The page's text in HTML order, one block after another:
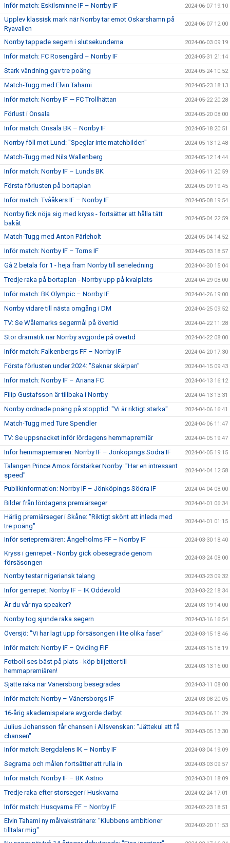
Inför match: Eskilsminne IF – Norrby IF 2024-06-07 19:10
Upplev klassisk mark när Norrby tar emot Oskarshamn på
Ryavallen
2024-06-07 12:00
Norrby tappade segern i slutsekunderna 2024-06-03 09:19
Inför match: FC Rosengård – Norrby IF 2024-05-31 21:14
Stark vändning gav tre poäng 2024-05-24 10:52
Match-Tugg med Elvin Tahami 2024-05-23 18:13
Inför match: Norrby IF — FC Trollhättan 2024-05-22 20:28
Förlust i Onsala 2024-05-20 08:00
Inför match: Onsala BK – Norrby IF 2024-05-18 20:51
Norrby föll mot Lund: "Speglar inte matchbilden" 2024-05-13 12:48
Match-Tugg med Nils Wallenberg 2024-05-12 14:44
Inför match: Norrby IF – Lunds BK 2024-05-11 20:59
Första förlusten på bortaplan 2024-05-09 19:45
Inför match: Tvååkers IF – Norrby IF 2024-05-08 19:54
Norrby fick nöja sig med kryss - fortsätter att hålla tätt
bakåt
2024-05-04 22:59
Match-Tugg med Anton Pärleholt 2024-05-04 14:52
Inför match: Norrby IF – Torns IF 2024-05-03 18:57
Gå 2 betala för 1 - heja fram Norrby till serieledning 2024-04-30 15:04
Tredje raka på bortaplan - Norrby upp på kvalplats 2024-04-29 08:00
Inför match: BK Olympic – Norrby IF 2024-04-26 19:00
Norrby vidare till nästa omgång i DM 2024-04-25 09:52
TV: Se Wålemarks segermål på övertid 2024-04-22 11:28
Stor dramatik när Norrby avgjorde på övertid 2024-04-22 08:00
Inför match: Falkenbergs FF – Norrby IF 2024-04-20 17:30
Första förlusten under 2024: "Saknar skärpan" 2024-04-15 09:43
Inför match: Norrby IF – Ariana FC 2024-04-13 16:12
Filip Gustafsson är tillbaka i Norrby 2024-04-13 13:31
Norrby ordnade poäng på stopptid: "Vi är riktigt starka" 2024-04-06 16:41
Match-Tugg med Ture Spendler 2024-04-06 11:47
TV: Se uppsnacket inför lördagens hemmapremiär 2024-04-05 19:47
Inför hemmapremiären: Norrby IF – Jönköpings Södra IF 2024-04-05 19:15
Talangen Prince Amos förstärker Norrby: "Har en intressant
speed"
2024-04-04 12:58
Publikinformation: Norrby IF – Jönköpings Södra IF 2024-04-04 08:00
Bilder från lördagens premiärseger 2024-04-01 06:34
Härlig premiärseger i Skåne: "Riktigt skönt att inleda med
tre poäng"
2024-04-01 01:15
Inför seriepremiären: Ängelholms FF – Norrby IF 2024-03-30 18:40
Kryss i genrepet - Norrby gick obesegrade genom
försäsongen
2024-03-24 08:00
Norrby testar nigeriansk talang 2024-03-23 09:32
Inför genrepet: Norrby IF – IK Oddevold 2024-03-22 18:34
Är du vår nya speaker? 2024-03-19 14:00
Norrby tog sjunde raka segern 2024-03-16 16:54
Översjö: "Vi har lagt upp försäsongen i lite olika faser" 2024-03-15 18:46
Inför match: Norrby IF – Qviding FIF 2024-03-15 18:19
Fotboll ses bäst på plats - köp biljetter till
hemmapremiären!
2024-03-13 16:00
Sjätte raka när Vänersborg besegrades 2024-03-11 08:00
Inför match: Norrby – Vänersborgs IF 2024-03-08 20:05
16-årig akademispelare avgjorde derbyt 2024-03-06 11:39
Julius Johansson får chansen i Allsvenskan: "Jättekul att få
chansen"
2024-03-05 13:30
Inför match: Bergdalens IK – Norrby IF 2024-03-04 19:09
Segrarna och målen fortsätter att rulla in 2024-03-03 09:57
Inför match: Norrby IF – BK Astrio 2024-03-01 18:09
Tredje raka efter storseger i Huskvarna 2024-02-24 17:01
Inför match: Husqvarna FF – Norrby IF 2024-02-23 18:51
Elvin Tahami ny målvakstränare: "Klubbens ambitioner
tilltalar mig"
2024-02-20 11:53